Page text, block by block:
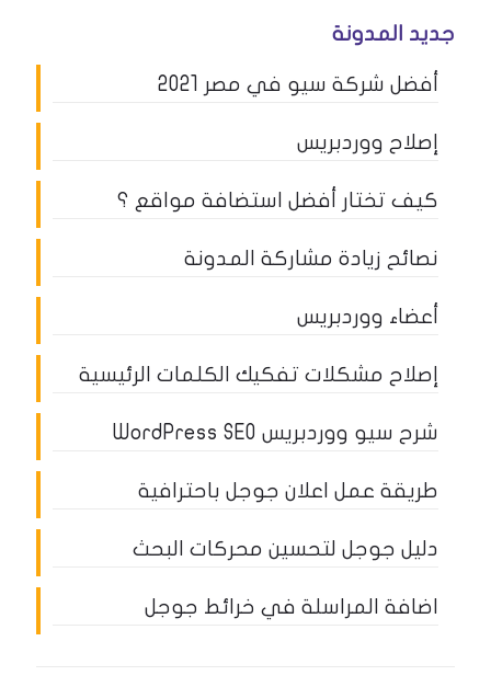
جديد المدونة
أفضل شركة سيو في مصر 2021
إصلاح ووردبريس
كيف تختار أفضل استضافة مواقع ؟
نصائح زيادة مشاركة المدونة
أعضاء ووردبريس
إصلاح مشكلات تفكيك الكلمات الرئيسية
شرح سيو ووردبريس WordPress SEO
طريقة عمل اعلان جوجل باحترافية
دليل جوجل لتحسين محركات البحث
اضافة المراسلة في خرائط جوجل